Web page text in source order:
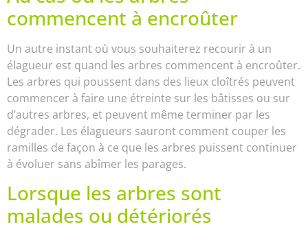
commencent à encroûter
Un autre instant où vous souhaiterez recourir à un
élagueur est quand les arbres commencent à encroûter.
Les arbres qui poussent dans des lieux cloîtrés peuvent
commencer à faire une étreinte sur les bâtisses ou sur
d’autres arbres, et peuvent même terminer par les
dégrader. Les élagueurs sauront comment couper les
ramilles de façon à ce que les arbres puissent continuer
à évoluer sans abîmer les parages.
Lorsque les arbres sont
malades ou détériorés